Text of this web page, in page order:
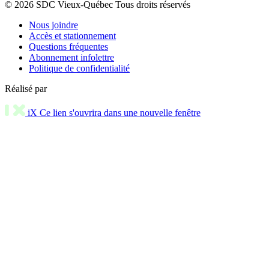
© 2026 SDC Vieux-Québec Tous droits réservés
Nous joindre
Accès et stationnement
Questions fréquentes
Abonnement infolettre
Politique de confidentialité
Réalisé par
iX Ce lien s'ouvrira dans une nouvelle fenêtre